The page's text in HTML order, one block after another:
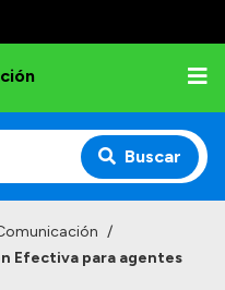
Buscar
/
Efectiva para agentes